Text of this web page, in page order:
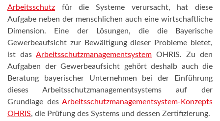
Arbeitsschutz für die Systeme verursacht, hat diese
Aufgabe neben der menschlichen auch eine wirtschaftliche
Dimension. Eine der Lösungen, die die Bayerische
Gewerbeaufsicht zur Bewältigung dieser Probleme bietet,
ist das Arbeitsschutzmanagementsystem OHRIS. Zu den
Aufgaben der Gewerbeaufsicht gehört deshalb auch die
Beratung bayerischer Unternehmen bei der Einführung
dieses Arbeitsschutzmanagementsystems auf der
Grundlage des Arbeitsschutzmanagementsystem-Konzepts
OHRIS, die Prüfung des Systems und dessen Zertifizierung.